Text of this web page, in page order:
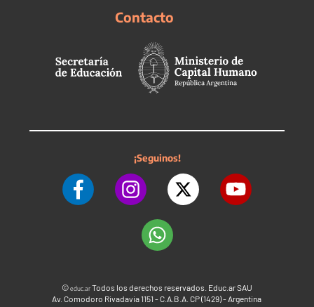
Contacto
¡Seguinos!
©educ.arTodos los derechos reservados. Educ.ar SAU
Av. Comodoro Rivadavia 1151 - C.A.B.A. CP (1429) - Argentina